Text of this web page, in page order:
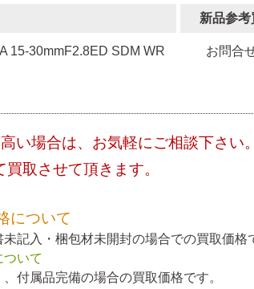
新品参
15-30mmF2.8ED SDM WR お問合
い場合は、お気軽にご相談下さい。
取させて頂きます。
について
記入・梱包材未開封の場合での買取価格
いて
付属品完備の場合の買取価格です。